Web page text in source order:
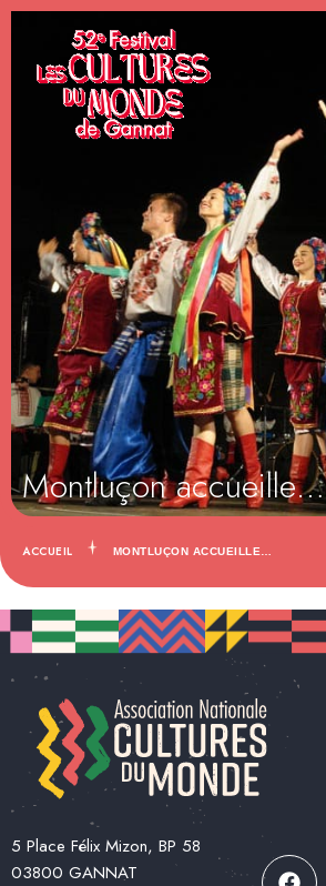
Montluçon accueille…
ACCUEIL MONTLUÇON ACCUEILLE…
5 Place Félix Mizon, BP 58
03800 GANNAT